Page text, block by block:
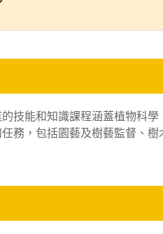
技能和知識課程涵蓋植物科學
務，包括園藝及樹藝監督、樹